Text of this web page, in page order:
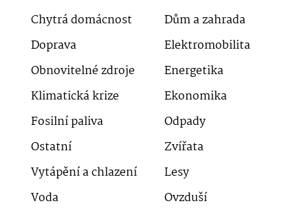
Chytrá domácnost
Dům a zahrada
Doprava
Elektromobilita
Obnovitelné zdroje
Energetika
Klimatická krize
Ekonomika
Fosilní paliva
Odpady
Ostatní
Zvířata
Vytápění a chlazení
Lesy
Voda
Ovzduší